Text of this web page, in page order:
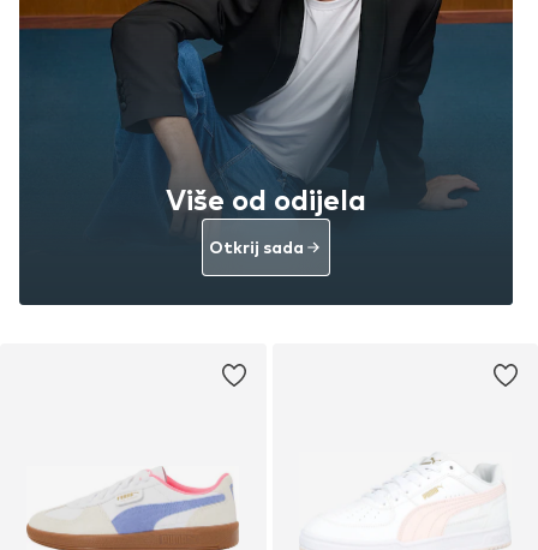
Više od odijela
Otkrij sada